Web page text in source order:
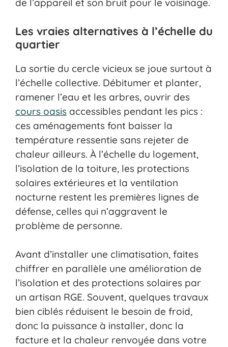
de l’appareil et son bruit pour le voisinage.
Les vraies alternatives à l’échelle du
quartier
La sortie du cercle vicieux se joue surtout à
l’échelle collective. Débitumer et planter,
ramener l’eau et les arbres, ouvrir des
cours oasis accessibles pendant les pics :
ces aménagements font baisser la
température ressentie sans rejeter de
chaleur ailleurs. À l’échelle du logement,
l’isolation de la toiture, les protections
solaires extérieures et la ventilation
nocturne restent les premières lignes de
défense, celles qui n’aggravent le
problème de personne.
Avant d’installer une climatisation, faites
chiffrer en parallèle une amélioration de
l’isolation et des protections solaires par
un artisan RGE. Souvent, quelques travaux
bien ciblés réduisent le besoin de froid,
donc la puissance à installer, donc la
facture et la chaleur renvoyée dans votre